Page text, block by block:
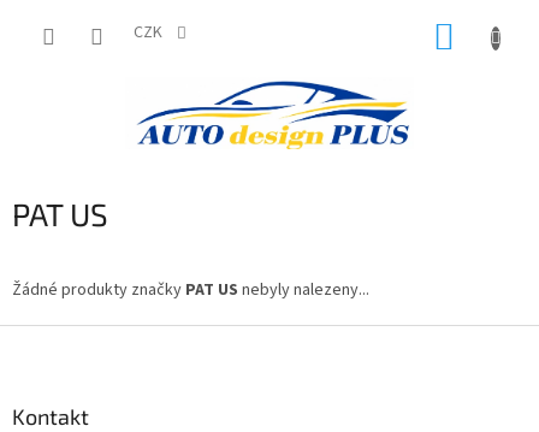
CZK
PAT US
Žádné produkty značky PAT US nebyly nalezeny...
Kontakt